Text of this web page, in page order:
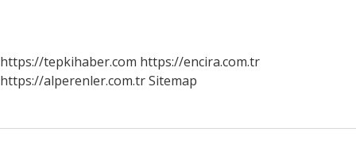
https://tepkihaber.com https://encira.com.tr
https://alperenler.com.trSitemap